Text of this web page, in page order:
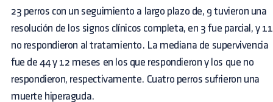
23 perros con un seguimiento a largo plazo de, 9 tuvieron una
resolución de los signos clínicos completa, en 3 fue parcial, y 11
no respondieron al tratamiento. La mediana de supervivencia
fue de 44 y 12 meses en los que respondieron y los que no
respondieron, respectivamente. Cuatro perros sufrieron una
muerte hiperaguda.